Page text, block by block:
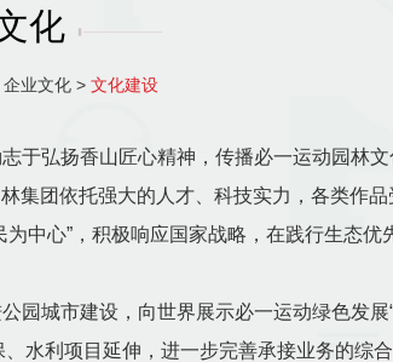
化
企业文化 > 文化建设
弘扬香山匠心精神，传播必一运动园林文
集团依托强大的人才、科技实力，各类作
中心”，积极响应国家战略，在践行生态
市建设，向世界展示必一运动绿色发展“
水利项目延伸，进一步完善承接业务的综